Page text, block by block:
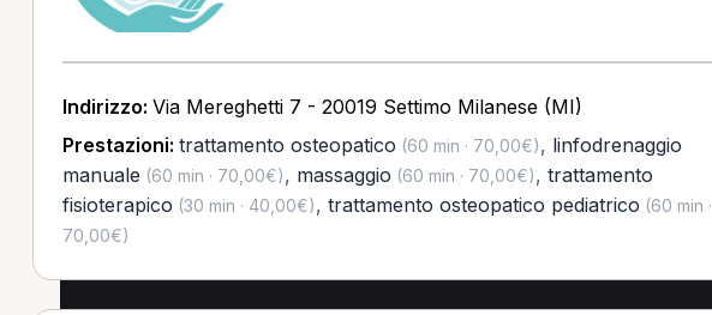
Indirizzo: Via Mereghetti 7 - 20019 Settimo Milanese (MI)
Prestazioni: trattamento osteopatico (60 min · 70,00€), linfodrenaggio
manuale (60 min · 70,00€), massaggio (60 min · 70,00€), trattamento
fisioterapico (30 min · 40,00€), trattamento osteopatico pediatrico (60 min ·
70,00€)